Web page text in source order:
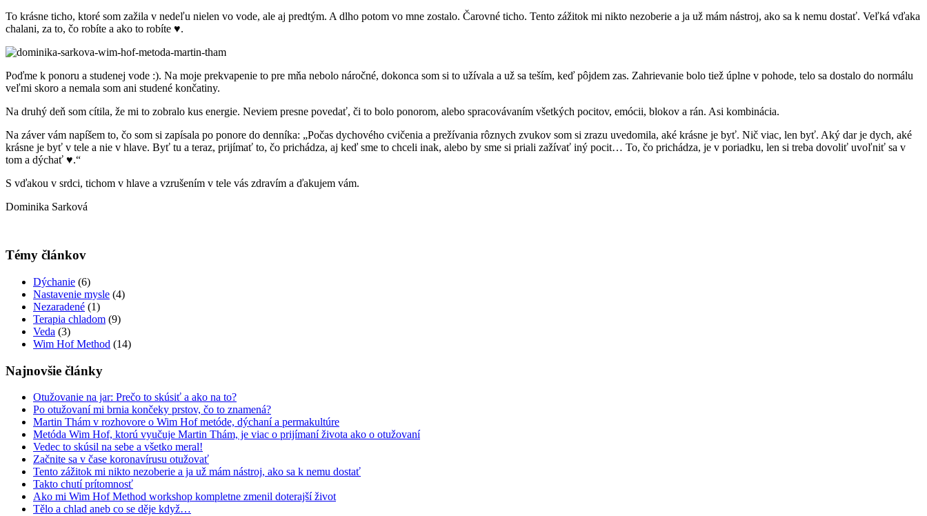
To krásne ticho, ktoré som zažila v nedeľu nielen vo vode, ale aj predtým. A dlho potom vo mne zostalo. Čarovné ticho. Tento zážitok mi nikto nezoberie a ja už mám nástroj, ako sa k nemu dostať. Veľká vďaka
chalani, za to, čo robíte a ako to robíte ♥.
Poďme k ponoru a studenej vode :). Na moje prekvapenie to pre mňa nebolo náročné, dokonca som si to užívala a už sa teším, keď pôjdem zas. Zahrievanie bolo tiež úplne v pohode, telo sa dostalo do normálu
veľmi skoro a nemala som ani studené končatiny.
Na druhý deň som cítila, že mi to zobralo kus energie. Neviem presne povedať, či to bolo ponorom, alebo spracovávaním všetkých pocitov, emócii, blokov a rán. Asi kombinácia.
Na záver vám napíšem to, čo som si zapísala po ponore do denníka: „Počas dychového cvičenia a prežívania rôznych zvukov som si zrazu uvedomila, aké krásne je byť. Nič viac, len byť. Aký dar je dych, aké
krásne je byť v tele a nie v hlave. Byť tu a teraz, prijímať to, čo prichádza, aj keď sme to chceli inak, alebo by sme si priali zažívať iný pocit… To, čo prichádza, je v poriadku, len si treba dovoliť uvoľniť sa v
tom a dýchať ♥.“
S vďakou v srdci, tichom v hlave a vzrušením v tele vás zdravím a ďakujem vám.
Dominika Sarková
Témy článkov
Dýchanie (6)
Nastavenie mysle (4)
Nezaradené (1)
Terapia chladom (9)
Veda (3)
Wim Hof Method (14)
Najnovšie články
Otužovanie na jar: Prečo to skúsiť a ako na to?
Po otužovaní mi brnia končeky prstov, čo to znamená?
Martin Thám v rozhovore o Wim Hof metóde, dýchaní a permakultúre
Metóda Wim Hof, ktorú vyučuje Martin Thám, je viac o prijímaní života ako o otužovaní
Vedec to skúsil na sebe a všetko meral!
Začnite sa v čase koronavírusu otužovať
Tento zážitok mi nikto nezoberie a ja už mám nástroj, ako sa k nemu dostať
Takto chutí prítomnosť
Ako mi Wim Hof Method workshop kompletne zmenil doterajší život
Tělo a chlad aneb co se děje když…